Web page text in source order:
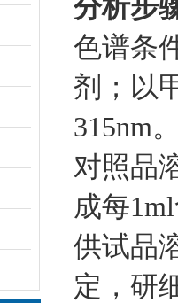
分析步
色谱条
剂；以
315nm
对照品
成每
供试品
定，研